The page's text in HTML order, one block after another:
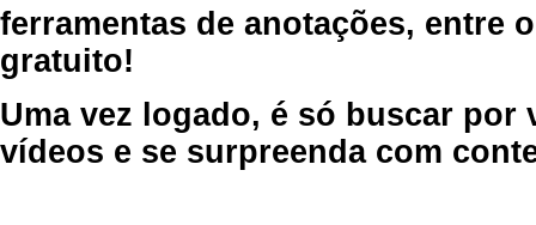
ferramentas de anotações, entre
gratuito!
Uma vez logado, é só buscar por
vídeos e se surpreenda com